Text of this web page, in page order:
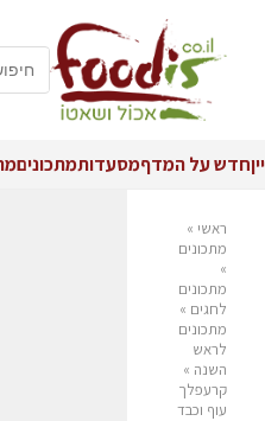
ייןחדש על המדףמסעדותמתכונים
ראשי »
מתכונים
»
מתכונים
לחגים »
מתכונים
לראש
השנה »
קרעפלך
עוף וכבד